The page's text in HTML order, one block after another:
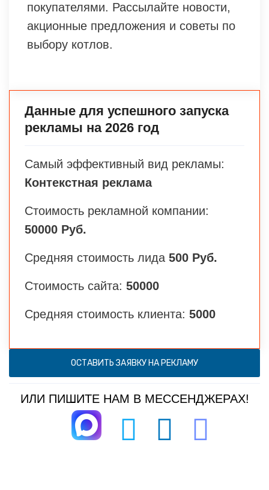
покупателями. Рассылайте новости,
акционные предложения и советы по
выбору котлов.
Данные для успешного запуска
рекламы на 2026 год
Самый эффективный вид рекламы:
Контекстная реклама
Стоимость рекламной компании:
50000 Руб.
Средняя стоимость лида 500 Руб.
Стоимость сайта: 50000
Средняя стоимость клиента: 5000
ОСТАВИТЬ ЗАЯВКУ НА РЕКЛАМУ
ИЛИ ПИШИТЕ НАМ В МЕССЕНДЖЕРАХ!